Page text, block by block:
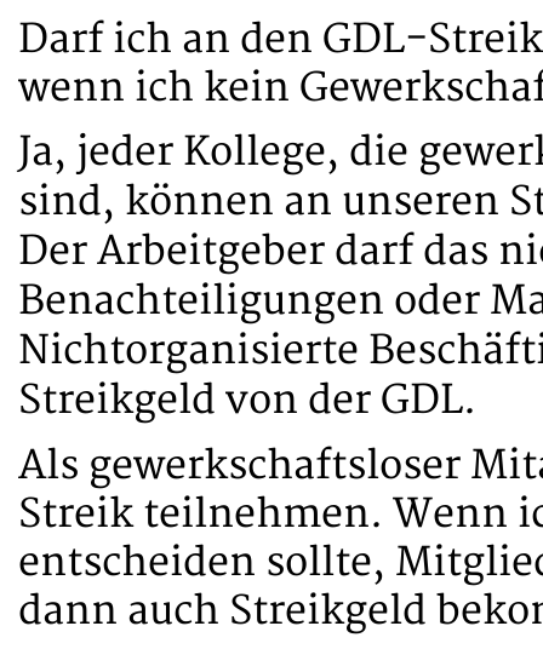
Darf ich an den GDL-
wenn ich kein
Ja, jeder Kollege, die
sind, können an unseren
Der Arbeitgeber darf das
Benachteiligungen oder
Nichtorganisierte
Streikgeld von der GDL.
Als gewerkschaftsloser
Streik teilnehmen. Wenn
entscheiden sollte,
dann auch Streikgeld